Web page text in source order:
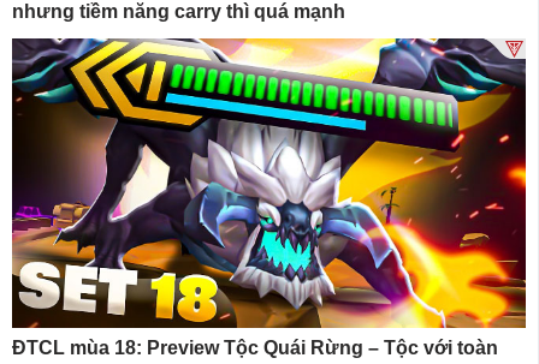
nhưng tiềm năng carry thì quá mạnh
ĐTCL mùa 18: Preview Tộc Quái Rừng – Tộc với toàn